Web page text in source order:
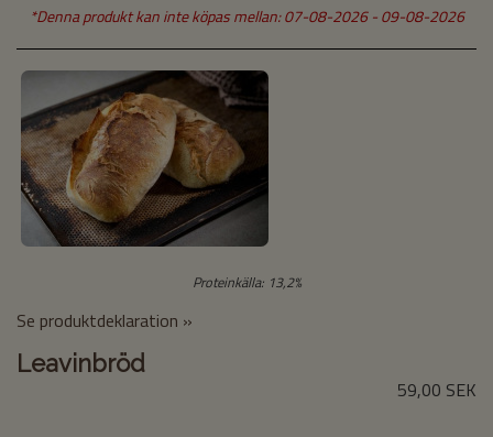
*Denna produkt kan inte köpas mellan: 07-08-2026 - 09-08-2026
Proteinkälla: 13,2%
Se produktdeklaration »
Leavinbröd
59,00 SEK